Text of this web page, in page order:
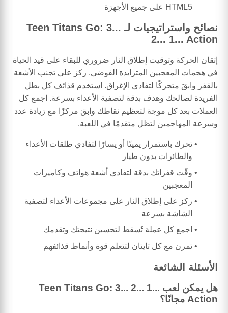
HTML5 على جميع الأجهزة
نصائح واستراتيجيات لـ Teen Titans Go: 3...
2... 1... Action
إتقان الحركة وتوقيت إطلاق النار ضروري للبقاء على قيد الحياة
في هجمات المعجبين المتزايدة الفوضى. ركز على تجنب الأشعة
بالقفز وابقَ متحركًا لتفادي الإغراق. استخدم قذائف كل بطل
الفريدة لصالحك وهدف بدقة لتصفية الأعداء بسرعة. اجمع كل
العملات بعد كل موجة لتعظيم نقاطك وابقَ مركزًا مع زيادة عدد
وسرعة المهاجمين لتظل متقدمًا في اللعبة.
تحرك باستمرار يمينًا أو يسارًا لتفادي طلقات الأعداء
والطائرات بدون طيار
وقّت قفزاتك بدقة لتفادي أشعة هواتف وكاميرات
المعجبين
ركز على إطلاق النار على مجموعات الأعداء لتصفية
الشاشة بسرعة
اجمع كل عملة تُسقط لتحسين نتيجتك وتقدمك
تمرن مع كل تايتان لتتعلم قوة وأنماط قذائفهم
الأسئلة الشائعة
هل يمكن لعب Teen Titans Go: 3... 2... 1...
Action مجانًا؟